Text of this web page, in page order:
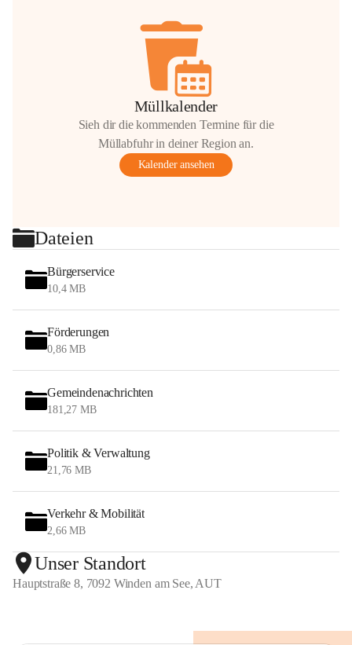
Müllkalender
Sieh dir die kommenden Termine für die
Müllabfuhr in deiner Region an.
Kalender ansehen
Dateien
Bürgerservice
10,4 MB
Förderungen
0,86 MB
Gemeindenachrichten
181,27 MB
Politik & Verwaltung
21,76 MB
Verkehr & Mobilität
2,66 MB
Unser Standort
Hauptstraße 8, 7092 Winden am See, AUT